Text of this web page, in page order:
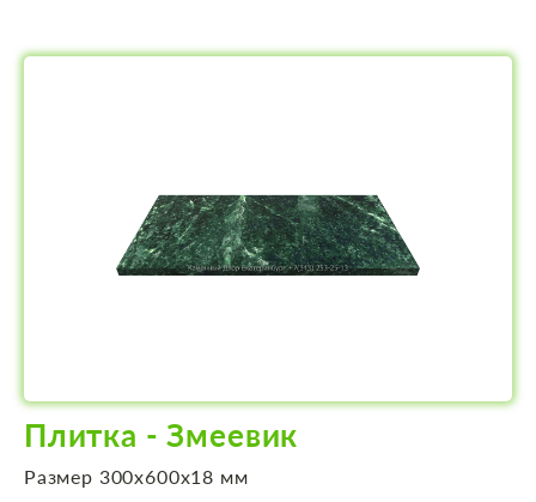
Плитка - Змеевик
Размер 300х600х18 мм